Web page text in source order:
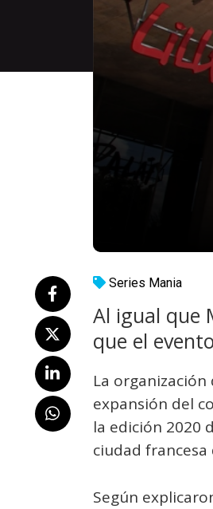
Series Mania
Al igual que
que el
La organización
expansión del
la edición 2020
ciudad francesa
Según